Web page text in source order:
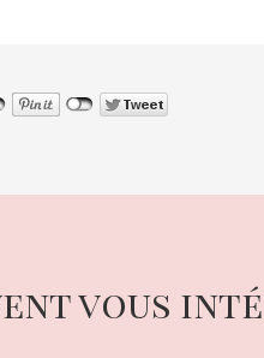
vous